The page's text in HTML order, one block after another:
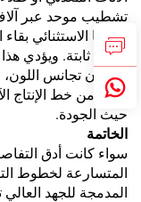
تشطيب موحد عبر آلاف
وحدتنا الاستثنائي
قطعة ثابتة. ويؤدي
وضمان تجانس
يخرج من خط الإنتاج
حيث الجودة.
الخاتمة
سواء كانت أدق
المتسارعة لخطوط
المدمجة للجهد